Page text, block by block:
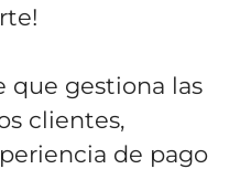
que gestiona las
clientes,
de pago